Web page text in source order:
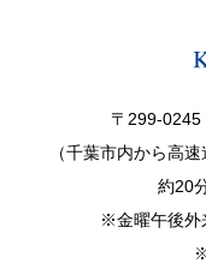
〒299-0245
（千葉市内から高
約20
※金曜午後外